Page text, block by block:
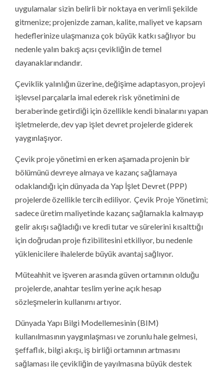
uygulamalar sizin belirli bir noktaya en verimli şekilde
gitmenize; projenizde zaman, kalite, maliyet ve kapsam
hedeflerinize ulaşmanıza çok büyük katkı sağlıyor bu
nedenle yalın bakış açısı çevikliğin de temel
dayanaklarındandır.
Çeviklik yalınlığın üzerine, değişime adaptasyon, projeyi
işlevsel parçalarla imal ederek risk yönetimini de
beraberinde getirdiği için özellikle kendi binalarını yapan
işletmelerde, dev yap işlet devret projelerde giderek
yaygınlaşıyor.
Çevik proje yönetimi en erken aşamada projenin bir
bölümünü devreye almaya ve kazanç sağlamaya
odaklandığı için dünyada da Yap İşlet Devret (PPP)
projelerde özellikle tercih ediliyor. Çevik Proje Yönetimi;
sadece üretim maliyetinde kazanç sağlamakla kalmayıp
gelir akışı sağladığı ve kredi tutar ve sürelerini kısalttığı
için doğrudan proje fizibilitesini etkiliyor, bu nedenle
yüklenicilere ihalelerde büyük avantaj sağlıyor.
Müteahhit ve işveren arasında güven ortamının olduğu
projelerde, anahtar teslim yerine açık hesap
sözleşmelerin kullanımı artıyor.
Dünyada Yapı Bilgi Modellemesinin (BIM)
kullanılmasının yaygınlaşması ve zorunlu hale gelmesi,
şeffaflık, bilgi akışı, iş birliği ortamının artmasını
sağlaması ile çevikliğin de yayılmasına büyük destek